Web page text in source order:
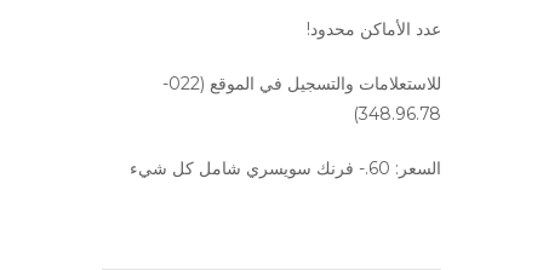
عدد الأماكن محدود!
للاستعلامات والتسجيل في الموقع (022-
348.96.78)
السعر: 60.- فرنك سويسري شامل كل شيء